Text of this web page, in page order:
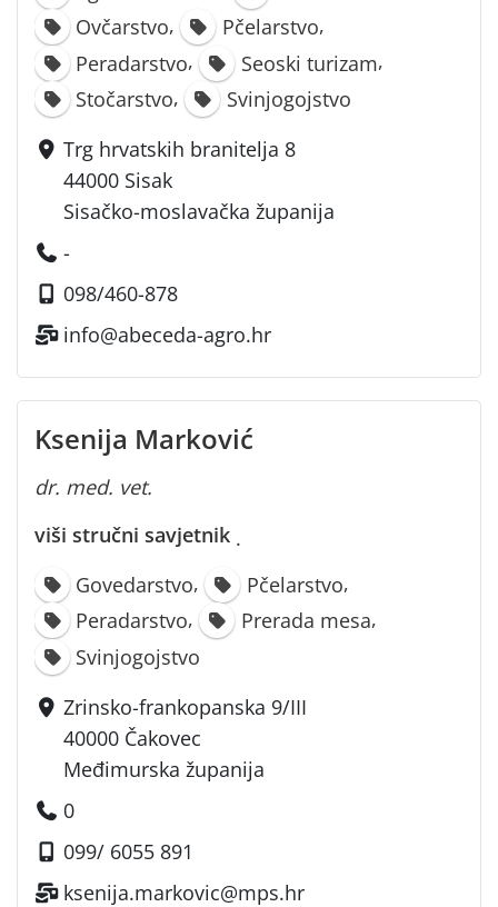
Ovčarstvo, Pčelarstvo,
Peradarstvo, Seoski turizam,
Stočarstvo,
Svinjogojstvo
Trg hrvatskih branitelja 8
44000 Sisak
Sisačko-moslavačka županija
-
098/460-878
info@abeceda-agro.hr
Ksenija Marković
dr. med. vet.
viši stručni savjetnik ·
Govedarstvo, Pčelarstvo,
Peradarstvo, Prerada mesa,
Svinjogojstvo
Zrinsko-frankopanska 9/III
40000 Čakovec
Međimurska županija
0
099/ 6055 891
ksenija.markovic@mps.hr